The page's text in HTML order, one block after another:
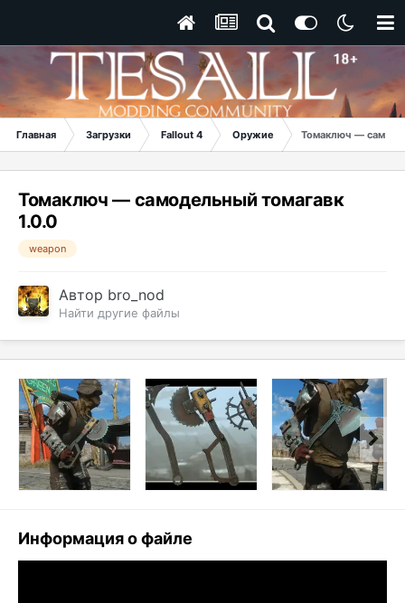
Главная Загрузки Fallout 4 Оружие Томаключ —
Томаключ — самодельный томагавк
1.0.0
weapon
Автор bro_nod
Найти другие файлы
Информация о файле